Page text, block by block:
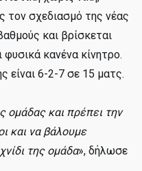
τον σχεδιασμό της νέας
και βρίσκεται
κανένα κίνητρο.
είναι 6-2-7 σε 15 ματς.
ομάδας και πρέπει την
και να βάλουμε
της ομάδα», δήλωσε